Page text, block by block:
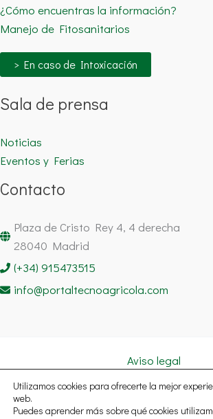
¿Cómo encuentras la información?
Manejo de Fitosanitarios
> En caso de Intoxicación
Sala de prensa
Noticias
Eventos y Ferias
Contacto
Plaza de Cristo Rey 4, 4 derecha
28040 Madrid
(+34) 915473515
info@portaltecnoagricola.com
Aviso legal
Política de cookies
Utilizamos cookies para ofrecerte la mejor
web.
Puedes aprender más sobre qué cookies